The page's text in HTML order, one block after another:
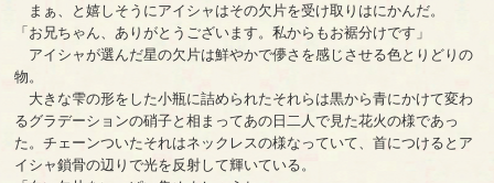
まぁ、と嬉しそうにアイシャはその欠片を受け取りはにかんだ。
「お兄ちゃん、ありがとうございます。私からもお裾分けです」
アイシャが選んだ星の欠片は鮮やかで儚さを感じさせる色とりどりの
物。
大きな雫の形をした小瓶に詰められたそれらは黒から青にかけて変わ
るグラデーションの硝子と相まってあの日二人で見た花火の様であっ
た。チェーンついたそれはネックレスの様なっていて、首につけるとア
イシャ鎖骨の辺りで光を反射して輝いている。